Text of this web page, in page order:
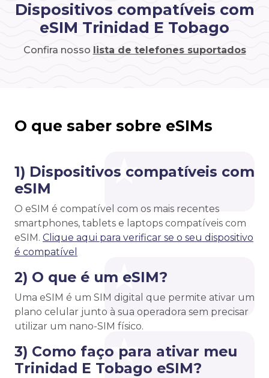
Dispositivos compatíveis com
eSIM Trinidad E Tobago
Confira nosso lista de telefones suportados
O que saber sobre eSIMs
1) Dispositivos compatíveis com
eSIM
O eSIM é compatível com os mais recentes
smartphones, tablets e laptops compatíveis com
eSIM. Clique aqui para verificar se o seu dispositivo
é compatível
2) O que é um eSIM?
Uma eSIM é um SIM digital que permite ativar um
plano celular junto à sua operadora sem precisar
utilizar um nano-SIM físico.
3) Como faço para ativar meu
Trinidad E Tobago eSIM?